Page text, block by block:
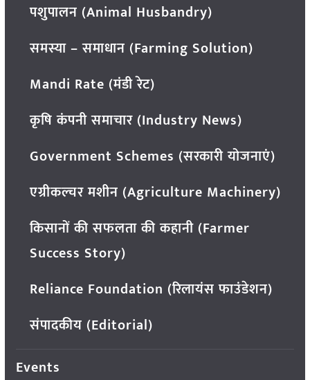
पशुपालन (Animal Husbandry)
समस्या – समाधान (Farming Solution)
Mandi Rate (मंडी रेट)
कृषि कंपनी समाचार (Industry News)
Government Schemes (सरकारी योजनाएं)
एग्रीकल्चर मशीन (Agriculture Machinery)
किसानों की सफलता की कहानी (Farmer
Success Story)
Reliance Foundation (रिलायंस फाउंडेशन)
संपादकीय (Editorial)
Events